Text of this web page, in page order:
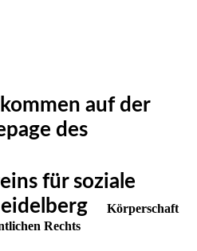
auf der
des
für soziale
Körperschaft
Rechts